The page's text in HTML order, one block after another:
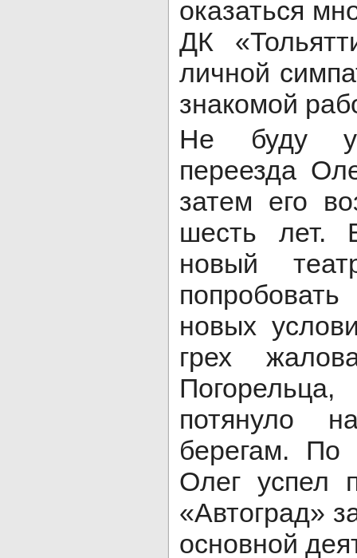
оказаться
ДК
личной
знакомой
Не буду
переезда
затем его
шесть лет.
новый
новых
грех
потянуло
берегам. По
Олег успел
«Автоград»
основной